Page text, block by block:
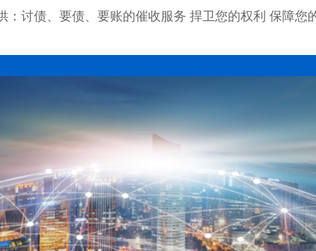
：讨债、要债、要账的催收服务 捍卫您的权利 保障您